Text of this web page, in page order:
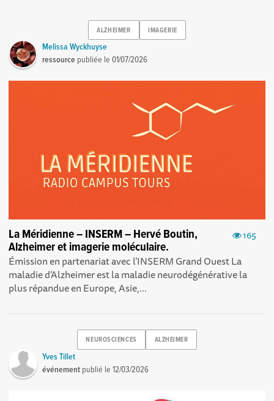
ALZHEIMER IMAGERIE
Melissa Wyckhuyse
ressource publiée le01/07/2026
165
La Méridienne – INSERM – Hervé Boutin,
Alzheimer et imagerie moléculaire.
Émission en partenariat avec l’INSERM Grand Ouest La
maladie d’Alzheimer est la maladie neurodégénérative la
plus répandue en Europe, Asie,...
NEUROSCIENCES ALZHEIMER
Yves Tillet
événement publié le12/03/2026